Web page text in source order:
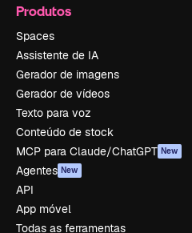
Produtos
Spaces
Assistente de IA
Gerador de imagens
Gerador de vídeos
Texto para voz
Conteúdo de stock
MCP para Claude/ChatGPT New
Agentes New
API
App móvel
Todas as ferramentas